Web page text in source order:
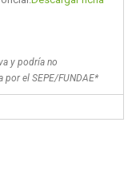
y podría no
el SEPE/FUNDAE*